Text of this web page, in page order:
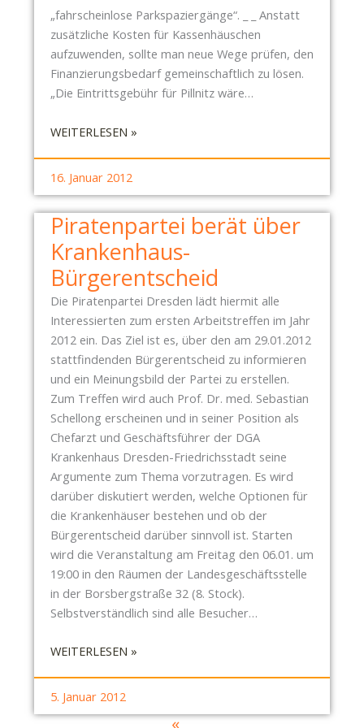
E
I
E
K
R
A
N
A
U
S
-
B
Ü
R
G
E
R
E
N
T
S
C
H
E
I
D
2
.
0
„fahrscheinlose Parkspaziergänge“. _ _ Anstatt
zusätzliche Kosten für Kassenhäuschen
aufzuwenden, sollte man neue Wege prüfen, den
Finanzierungsbedarf gemeinschaftlich zu lösen.
„Die Eintrittsgebühr für Pillnitz wäre…
WEITERLESEN »:
L
O
S
P
A
R
K
P
I
L
L
N
I
T
Z
I
S
T
Ö
F
F
N
T
I
16. Januar 2012
Piratenpartei berät über
Krankenhaus-
Bürgerentscheid
Die Piratenpartei Dresden lädt hiermit alle
Interessierten zum ersten Arbeitstreffen im Jahr
2012 ein. Das Ziel ist es, über den am 29.01.2012
stattfindenden Bürgerentscheid zu informieren
und ein Meinungsbild der Partei zu erstellen.
Zum Treffen wird auch Prof. Dr. med. Sebastian
Schellong erscheinen und in seiner Position als
Chefarzt und Geschäftsführer der DGA
Krankenhaus Dresden-Friedrichsstadt seine
Argumente zum Thema vorzutragen. Es wird
darüber diskutiert werden, welche Optionen für
die Krankenhäuser bestehen und ob der
Bürgerentscheid darüber sinnvoll ist. Starten
wird die Veranstaltung am Freitag den 06.01. um
19:00 in den Räumen der Landesgeschäftsstelle
in der Borsbergstraße 32 (8. Stock).
Selbstverständlich sind alle Besucher…
WEITERLESEN »:
5. Januar 2012
«